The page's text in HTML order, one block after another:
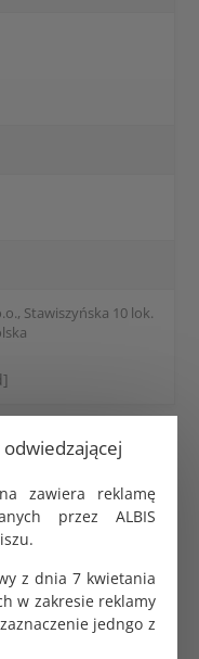
zawiera reklamę
przez ALBIS
z dnia 7 kwietania
w zakresie reklamy
jedngo z
Stawiszyńska 10 lok.
i
zabiegu -
i w gabinecie
to połączenie
bezpieczeństwem
z myślą o